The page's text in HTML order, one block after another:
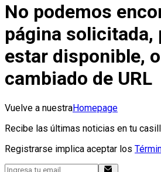
No podemos
página solicitada,
estar disponible,
cambiado de URL
Vuelve a nuestraHomepage
Recibe las últimas noticias en tu
Registrarse implica aceptar los